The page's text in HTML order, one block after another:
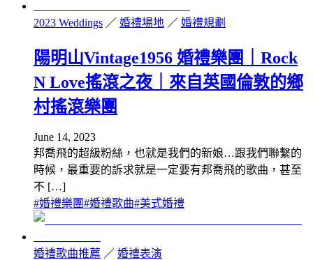
2023 Weddings ／ 婚禮場地 ／ 婚禮規劃
陽明山Vintage1956 婚禮樂團｜Rock
N Love搖滾之夜｜來自英國倫敦的鄉
村搖滾樂團
June 14, 2023
邦喬飛的超級粉絲，也就是我們的新娘…跟我們聯繫的
時候，最重要的訴求就是一定要有邦喬飛的歌曲，甚至
不 […]
#婚禮樂團#婚禮歌曲#美式婚禮
婚禮歌曲推薦 ／ 婚禮表演